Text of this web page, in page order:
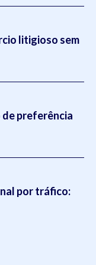
litigioso sem
preferência
por tráfico: